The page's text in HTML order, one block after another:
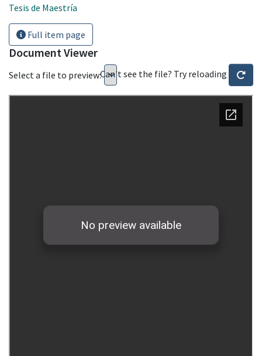
Tesis de Maestría
Full item page
Document Viewer
Select a file to preview:Can't see the file? Try reloading